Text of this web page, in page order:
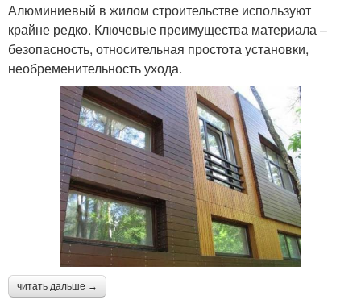
Алюминиевый в жилом строительстве используют
крайне редко. Ключевые преимущества материала –
безопасность, относительная простота установки,
необременительность ухода.
читать дальше →